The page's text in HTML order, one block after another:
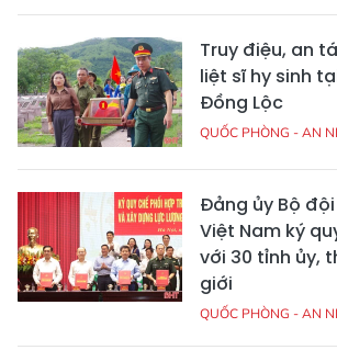
Truy điệu, an
liệt sĩ hy sinh
Đồng Lộc
QUỐC PHÒNG - AN
Đảng ủy Bộ
Việt Nam ký
với 30 tỉnh ủy,
giới
QUỐC PHÒNG - AN